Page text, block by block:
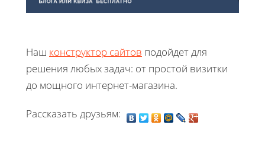
Наш конструктор сайтов подойдет для
решения любых задач: от простой визитки
до мощного интернет-магазина.
Рассказать друзьям: